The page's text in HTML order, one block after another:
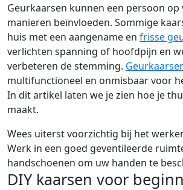
Geurkaarsen kunnen een persoon op
manieren beïnvloeden. Sommige
huis met een aangename en frisse
verlichten spanning of hoofdpijn en
verbeteren de stemming.
multifunctioneel en onmisbaar voor
In dit artikel laten we je zien hoe je
maakt.
Wees uiterst voorzichtig bij het
Werk in een goed geventileerde
handschoenen om uw handen te
DIY kaarsen voor